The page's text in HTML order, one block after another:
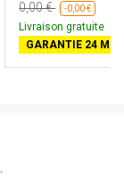
0,00 € -0,00 €
Livraison gratuite
GARANTIE 24